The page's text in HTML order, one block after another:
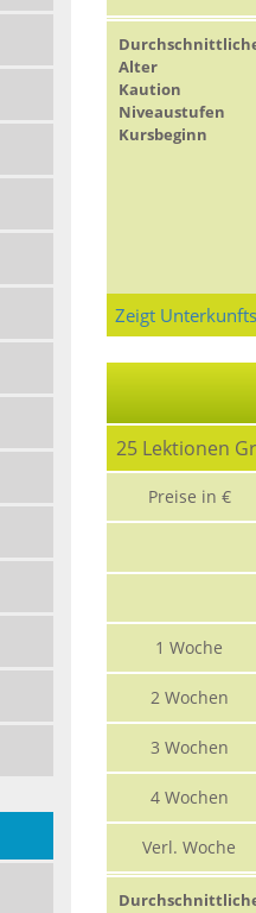
Alter
Kaution
Niveaustufen
Kursbeginn
Zeigt
25 Lektionen
Preise in €
1 Woche
2 Wochen
3 Wochen
4 Wochen
Verl. Woche